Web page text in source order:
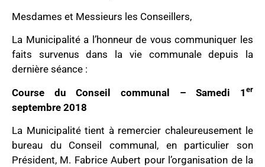
Mesdames et Messieurs les Conseillers,
La Municipalité a l’honneur de vous communiquer les
faits survenus dans la vie communale depuis la
dernière séance :
Course du Conseil communal – Samedi 1 er
septembre 2018
La Municipalité tient à remercier chaleureusement le
bureau du Conseil communal, en particulier son
Président, M. Fabrice Aubert pour l’organisation de la